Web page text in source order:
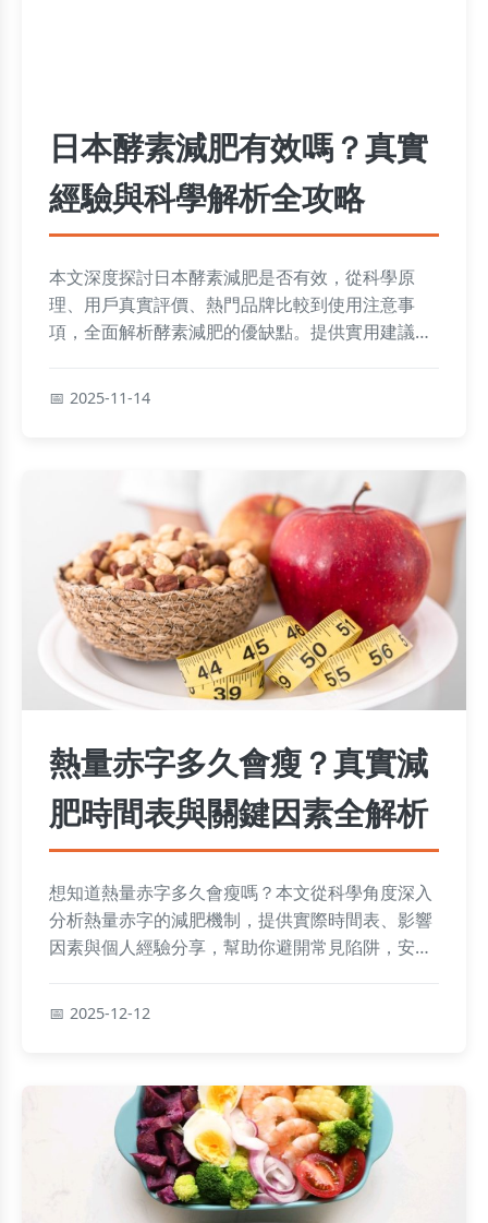
日本酵素減肥有效嗎？真實
經驗與科學解析全攻略
本文深度探討日本酵素減肥是否有效，從科學原
理、用戶真實評價、熱門品牌比較到使用注意事
項，全面解析酵素減肥的優缺點。提供實用建議和
2025-11-14
熱量赤字多久會瘦？真實減
肥時間表與關鍵因素全解析
想知道熱量赤字多久會瘦嗎？本文從科學角度深入
分析熱量赤字的減肥機制，提供實際時間表、影響
因素與個人經驗分享，幫助你避開常見陷阱，安全
2025-12-12